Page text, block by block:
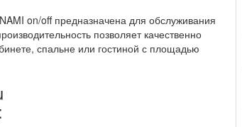
on/off предназначена для обслуживания
позволяет качественно
спальне или гостиной с площадью